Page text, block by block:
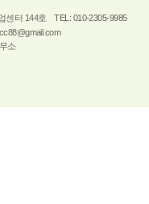
센터 144호
TEL: 010-2305-9985
소